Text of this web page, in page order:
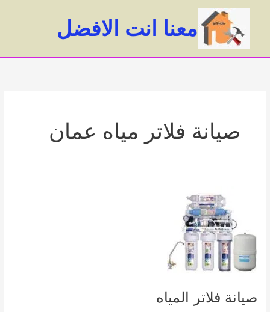
المحتوى
معنا انت الافضل
صيانة فلاتر مياه عمان
صيانة فلاتر المياه